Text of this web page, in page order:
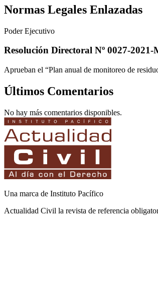
Normas Legales Enlazadas
Poder Ejecutivo
Resolución Directoral Nº 0027-
Aprueban el “Plan anual de monitoreo de
Últimos Comentarios
No hay más comentarios disponibles.
Una marca de Instituto Pacífico
Actualidad Civil la revista de referencia